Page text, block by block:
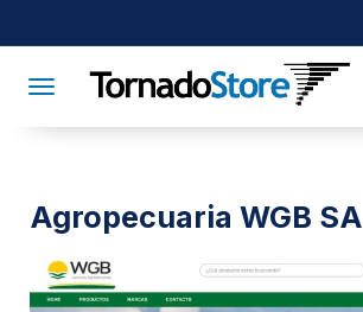
Toggle navigation
Agropecuaria WGB SA